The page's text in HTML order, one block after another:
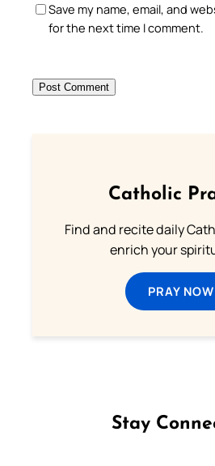
Save my name, email, and
for the next time I comment.
Catholic
Find and recite daily
enrich your
PRAY NOW
Stay